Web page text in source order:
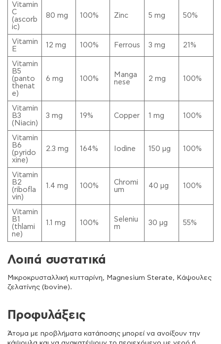
Vitamin
C
(ascorb
ic)
80 mg 100% Zinc 5 mg 50%
Vitamin
E
12 mg 100% Ferrous 3 mg 21%
Vitamin
B5
(panto
thenat
e)
6 mg 100%
Manga
nese
2 mg 100%
Vitamin
B3
(Niacin)
3 mg 19% Copper 1 mg 100%
Vitamin
B6
(pyrido
xine)
2.3 mg 164% Iodine 150 μg 100%
Vitamin
B2
(ribofla
vin)
1.4 mg 100%
Chromi
um
40 μg 100%
Vitamin
B1
(thlami
ne)
1.1 mg 100%
Seleniu
m
30 μg 55%
Λοιπά συστατικά
Μικροκρυσταλλική κυτταρίνη, Magnesium Sterate, Κάψουλες
ζελατίνης (bovine).
Προφυλάξεις
Άτομα με προβλήματα κατάποσης μπορεί να ανοίξουν την